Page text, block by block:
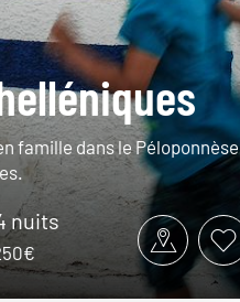
famille dans le Péloponnèse
nuits